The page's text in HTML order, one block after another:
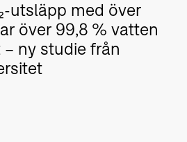
utsläpp med över
över 99,8 % vatten
ny studie från